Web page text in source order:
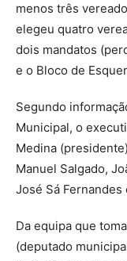
menos três
elegeu quatro
dois mandatos
e o Bloco de
Segundo
Municipal, o
Medina
Manuel Salgado,
José Sá Fernandes
Da equipa que
(deputado